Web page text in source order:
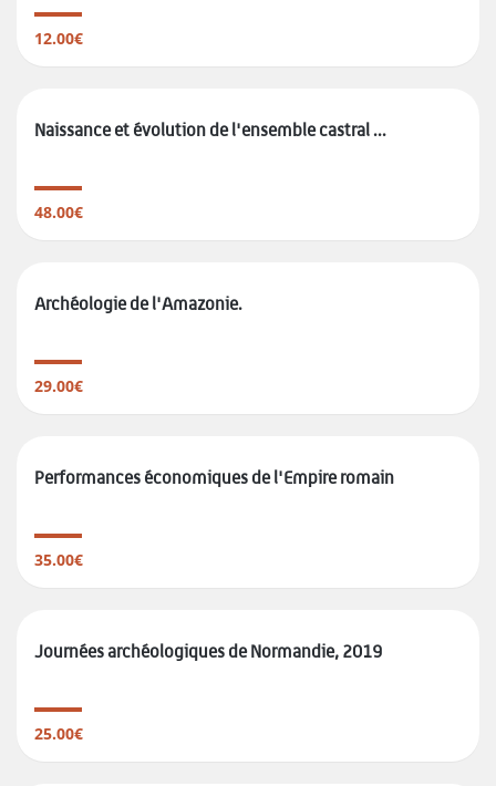
12.00€
Naissance et évolution de l'ensemble castral ...
48.00€
Archéologie de l'Amazonie.
29.00€
Performances économiques de l'Empire romain
35.00€
Journées archéologiques de Normandie, 2019
25.00€